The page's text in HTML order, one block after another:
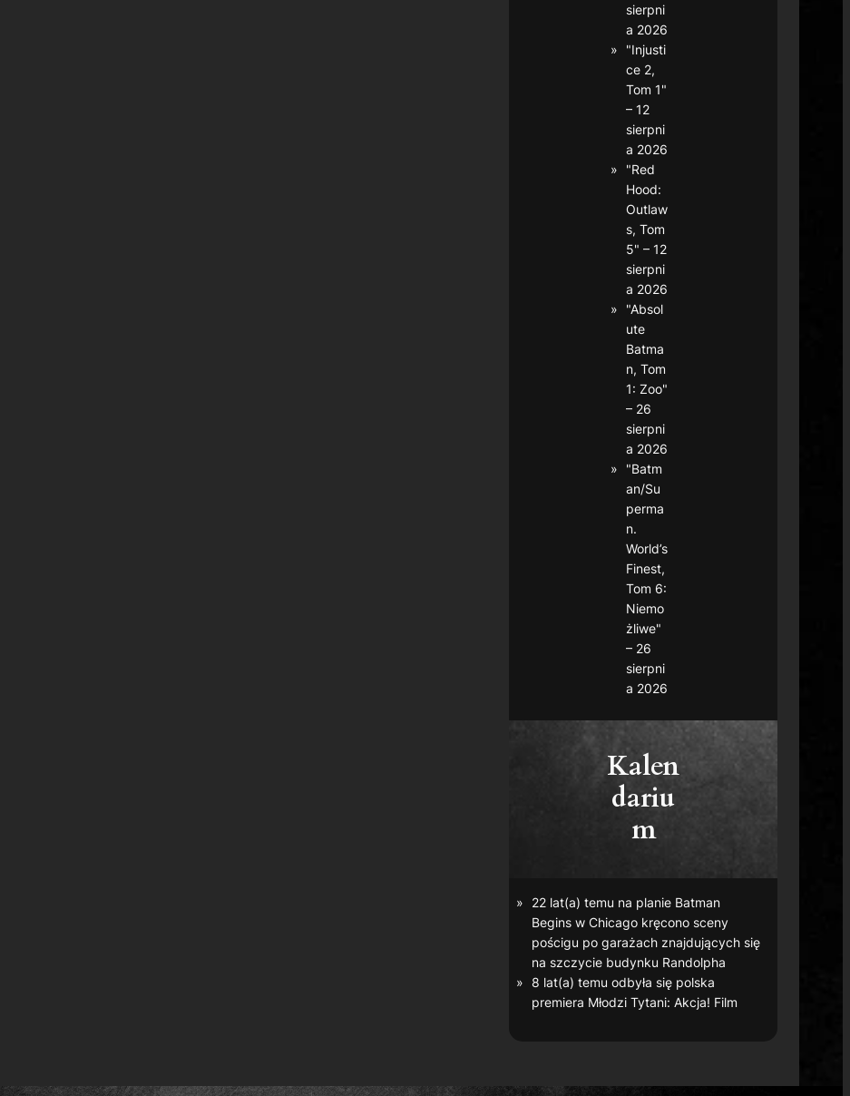
sierpni
a 2026
"Injusti
ce 2,
Tom 1"
– 12
sierpni
a 2026
"Red
Hood:
Outlaw
s, Tom
5" – 12
sierpni
a 2026
"Absol
ute
Batma
n, Tom
1: Zoo"
– 26
sierpni
a 2026
"Batm
an/Su
perma
n.
World’s
Finest,
Tom 6:
Niemo
żliwe"
– 26
sierpni
a 2026
Kalen
dariu
m
22 lat(a) temu na planie Batman
Begins w Chicago kręcono sceny
pościgu po garażach znajdujących się
na szczycie budynku Randolpha
8 lat(a) temu odbyła się polska
premiera Młodzi Tytani: Akcja! Film